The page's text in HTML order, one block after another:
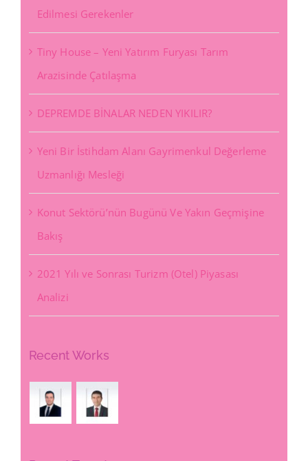
Edilmesi Gerekenler
Tiny House – Yeni Yatırım Furyası Tarım
Arazisinde Çatılaşma
DEPREMDE BİNALAR NEDEN YIKILIR?
Yeni Bir İstihdam Alanı Gayrimenkul Değerleme
Uzmanlığı Mesleği
Konut Sektörü’nün Bugünü Ve Yakın Geçmişine
Bakış
2021 Yılı ve Sonrası Turizm (Otel) Piyasası
Analizi
Recent Works